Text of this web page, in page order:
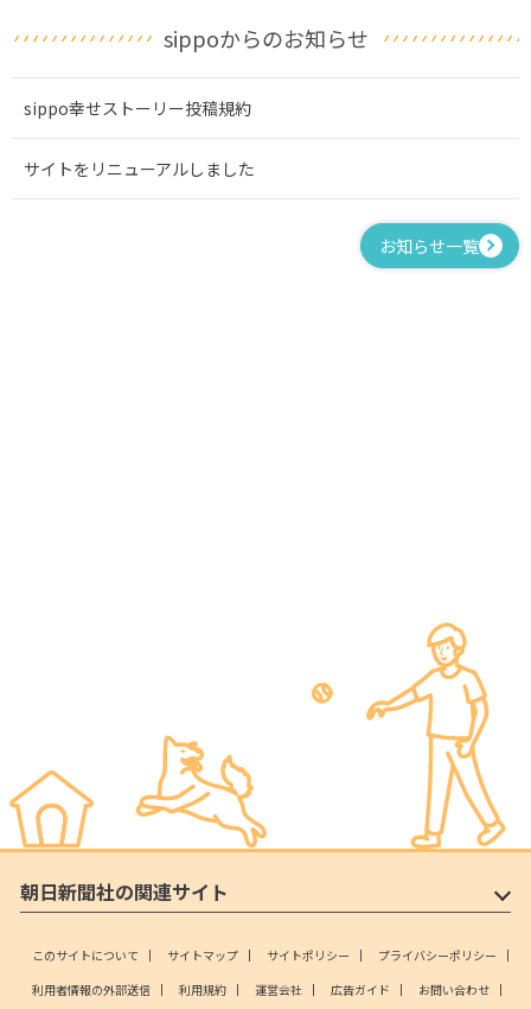
sippoからのお知らせ
sippo幸せストーリー投稿規約
サイトをリニューアルしました
お知らせ一覧
朝日新聞社の関連サイト
このサイトについて サイトマップ サイトポリシー
プライバシーポリシー
利用者情報の外部送信
利用規約 運営会社 広告ガイド お問い合わせ